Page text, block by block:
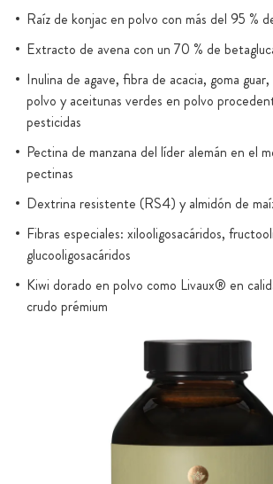
Raíz de konjac en polvo con más del 95 %
Extracto de avena con un 70 % de
Inulina de agave, fibra de acacia, goma
polvo y aceitunas verdes en polvo
pesticidas
Pectina de manzana del líder alemán en el
pectinas
Dextrina resistente (RS4) y almidón de
Fibras especiales: xilooligosacáridos,
glucooligosacáridos
Kiwi dorado en polvo como Livaux® en
crudo prémium